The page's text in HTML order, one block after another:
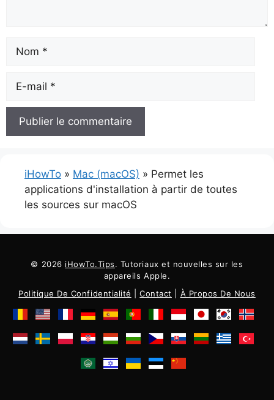
iHowTo » Mac (macOS) » Permet les
applications d'installation à partir de toutes
les sources sur macOS
© 2026 iHowTo.Tips. Tutoriaux et nouvelles sur les
appareils Apple.
Politique De Confidentialité
|Contact À Propos De Nous